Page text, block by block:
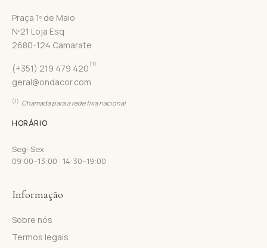
Praça 1º de Maio
Nº21 Loja Esq
2680-124 Camarate
(+351) 219 479 420 (1)
geral@ondacor.com
(1) Chamada para a rede fixa nacional
HORÁRIO
Seg–Sex
09:00–13:00 · 14:30–19:00
Informação
Sobre nós
Termos legais